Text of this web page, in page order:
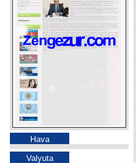
Hava
Valyuta